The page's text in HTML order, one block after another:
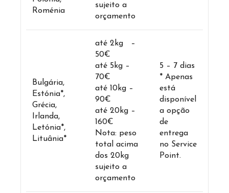
Roménia
sujeito a
orçamento
Bulgária,
Estónia*,
Grécia,
Irlanda,
Letónia*,
Lituânia*
até 2kg –
50€
até 5kg –
70€
até 10kg –
90€
até 20kg –
160€
Nota: peso
total acima
dos 20kg
sujeito a
orçamento
5 – 7 dias
* Apenas
está
disponível
a opção
de
entrega
no Service
Point.